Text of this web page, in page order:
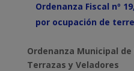
Ordenanza Fiscal nº
por ocupación de
Ordenanza Municipal
Terrazas y Veladores